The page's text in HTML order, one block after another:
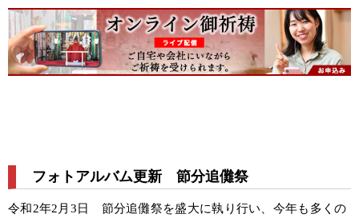
フォトアルバム更新 節分追儺祭
令和2年2月3日 節分追儺祭を盛大に執り行い、今年も多くの